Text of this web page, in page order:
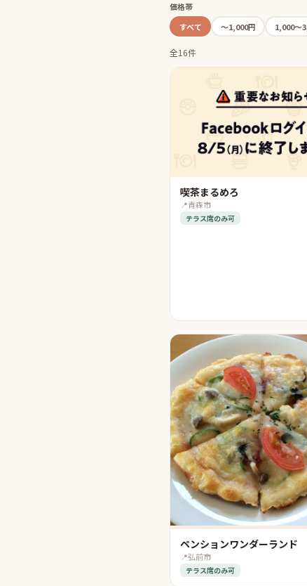
価格帯
すべて
〜1,000円 1,000〜
全16件
喫茶まるめろ
📍青森市
テラス席のみ可
ペンションワンダーランド
📍弘前市
テラス席のみ可